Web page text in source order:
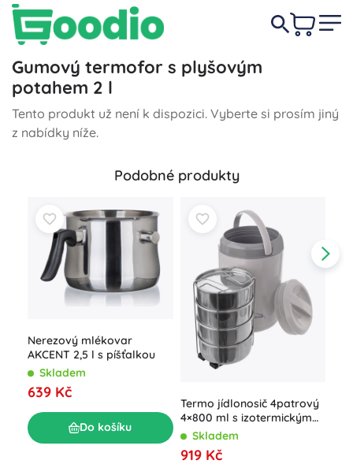
Gumový termofor s plyšovým
potahem 2 l
Tento produkt už není k dispozici. Vyberte si prosím jiný
z nabídky níže.
Podobné produkty
Nerezový mlékovar
AKCENT 2,5 l s píšťalkou
Skladem
639 Kč
Do košíku
Termo jídlonosič 4patrový
4×800 ml s izotermickým
obalem
Skladem
919 Kč